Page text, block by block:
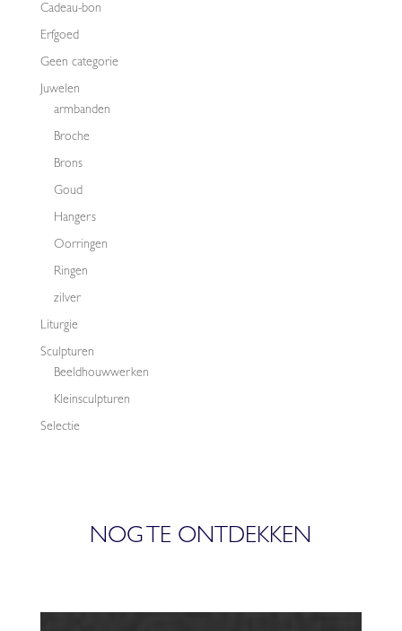
Cadeau-bon
Erfgoed
Geen categorie
Juwelen
armbanden
Broche
Brons
Goud
Hangers
Oorringen
Ringen
zilver
Liturgie
Sculpturen
Beeldhouwwerken
Kleinsculpturen
Selectie
NOG TE ONTDEKKEN